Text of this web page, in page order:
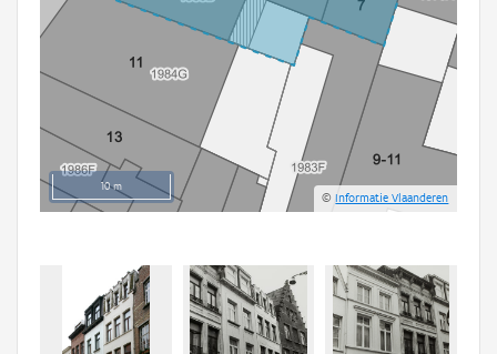
10 m
©Informatie Vlaanderen